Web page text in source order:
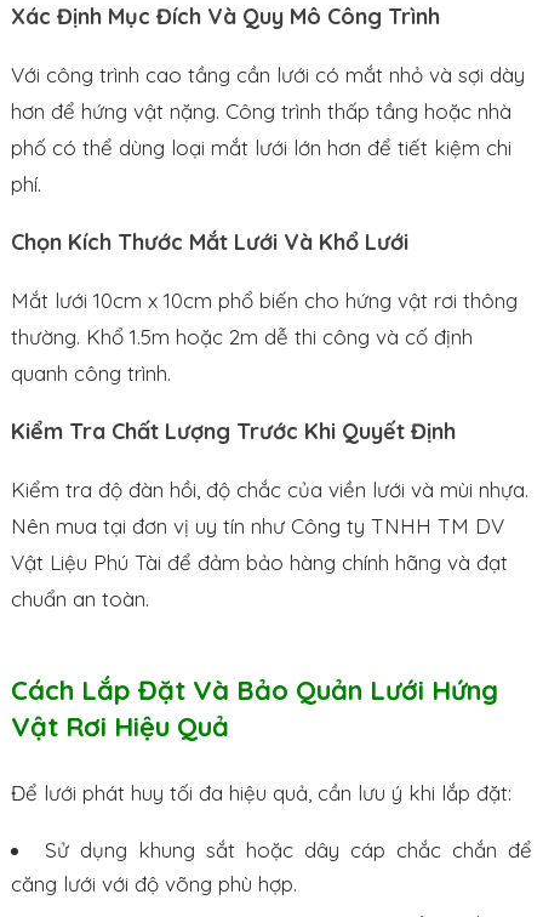
Xác Định Mục Đích Và Quy Mô Công Trình
Với công trình cao tầng cần lưới có mắt nhỏ và sợi dày
hơn để hứng vật nặng. Công trình thấp tầng hoặc nhà
phố có thể dùng loại mắt lưới lớn hơn để tiết kiệm chi
phí.
Chọn Kích Thước Mắt Lưới Và Khổ Lưới
Mắt lưới 10cm x 10cm phổ biến cho hứng vật rơi thông
thường. Khổ 1.5m hoặc 2m dễ thi công và cố định
quanh công trình.
Kiểm Tra Chất Lượng Trước Khi Quyết Định
Kiểm tra độ đàn hồi, độ chắc của viền lưới và mùi nhựa.
Nên mua tại đơn vị uy tín như Công ty TNHH TM DV
Vật Liệu Phú Tài để đảm bảo hàng chính hãng và đạt
chuẩn an toàn.
Cách Lắp Đặt Và Bảo Quản Lưới Hứng
Vật Rơi Hiệu Quả
Để lưới phát huy tối đa hiệu quả, cần lưu ý khi lắp đặt:
Sử dụng khung sắt hoặc dây cáp chắc chắn để
căng lưới với độ võng phù hợp.